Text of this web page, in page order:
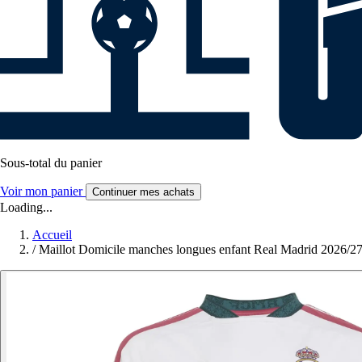
Sous-total du panier
Voir mon panier Continuer mes achats
Loading...
Accueil
/ Maillot Domicile manches longues enfant Real Madrid 2026/27